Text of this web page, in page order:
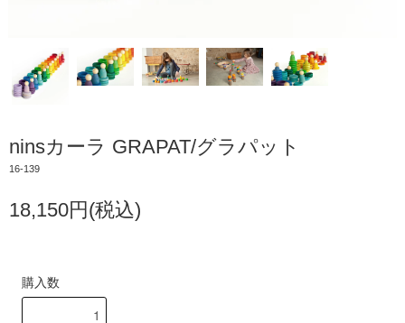
ninsカーラ GRAPAT/グラパット
16-139
18,150円(税込)
購入数